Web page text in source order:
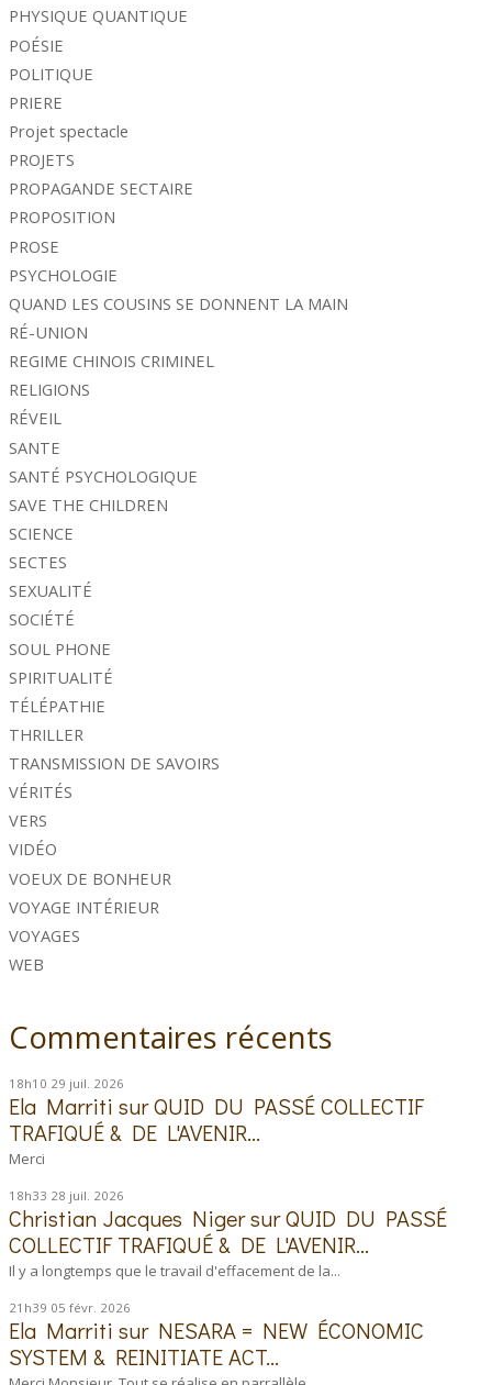
PHYSIQUE QUANTIQUE
POÉSIE
POLITIQUE
PRIERE
Projet spectacle
PROJETS
PROPAGANDE SECTAIRE
PROPOSITION
PROSE
PSYCHOLOGIE
QUAND LES COUSINS SE DONNENT LA MAIN
RÉ-UNION
REGIME CHINOIS CRIMINEL
RELIGIONS
RÉVEIL
SANTE
SANTÉ PSYCHOLOGIQUE
SAVE THE CHILDREN
SCIENCE
SECTES
SEXUALITÉ
SOCIÉTÉ
SOUL PHONE
SPIRITUALITÉ
TÉLÉPATHIE
THRILLER
TRANSMISSION DE SAVOIRS
VÉRITÉS
VERS
VIDÉO
VOEUX DE BONHEUR
VOYAGE INTÉRIEUR
VOYAGES
WEB
Commentaires récents
18h10 29 juil. 2026
Ela Marriti surQUID DU PASSÉ COLLECTIF
TRAFIQUÉ & DE L'AVENIR...
Merci
18h33 28 juil. 2026
Christian Jacques NigersurQUID DU PASSÉ
COLLECTIF TRAFIQUÉ & DE L'AVENIR...
Il y a longtemps que le travail d'effacement de la...
21h39 05 févr. 2026
Ela Marriti sur NESARA = NEW ÉCONOMIC
SYSTEM & REINITIATE ACT...